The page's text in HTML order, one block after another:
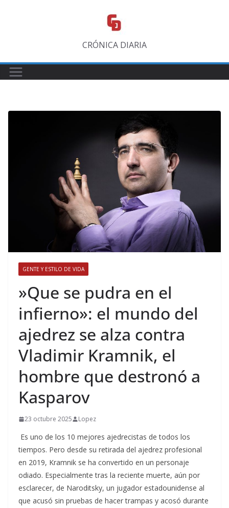
CRÓNICA DIARIA
GENTE Y ESTILO DE VIDA
​»Que se pudra en el
infierno»: el mundo del
ajedrez se alza contra
Vladimir Kramnik, el
hombre que destronó a
Kasparov
23 octubre 2025 Lopez
Es uno de los 10 mejores ajedrecistas de todos los
tiempos. Pero desde su retirada del ajedrez profesional
en 2019, Kramnik se ha convertido en un personaje
odiado. Especialmente tras la reciente muerte, aún por
esclarecer, de Naroditsky, un jugador estadounidense al
que acusó sin pruebas de hacer trampas y acosó durante